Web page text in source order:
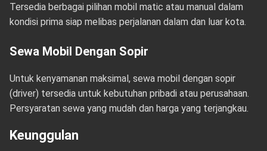
Tersedia berbagai pilihan mobil matic atau manual dalam
kondisi prima siap melibas perjalanan dalam dan luar kota.
Sewa Mobil Dengan Sopir
Untuk kenyamanan maksimal, sewa mobil dengan sopir
(driver) tersedia untuk kebutuhan pribadi atau perusahaan.
Persyaratan sewa yang mudah dan harga yang terjangkau.
Keunggulan